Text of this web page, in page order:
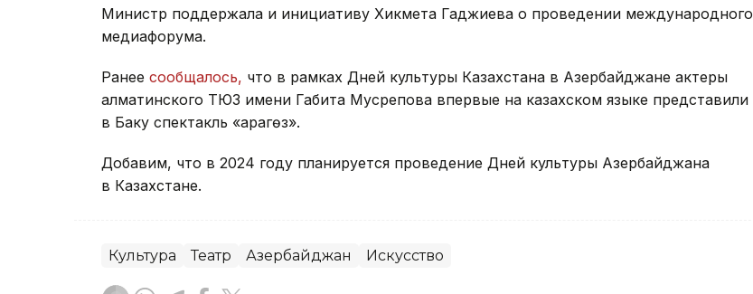
Министр поддержала и инициативу Хикмета Гаджиева о проведении международного
медиафорума.
Ранее сообщалось, что в рамках Дней культуры Казахстана в Азербайджане актеры
алматинского ТЮЗ имени Габита Мусрепова впервые на казахском языке представили
в Баку спектакль «Қарагөз».
Добавим, что в 2024 году планируется проведение Дней культуры Азербайджана
в Казахстане.
Культура Театр Азербайджан Искусство